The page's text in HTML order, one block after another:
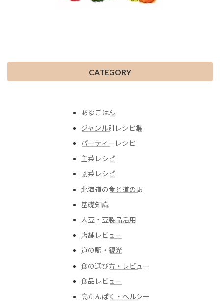
CATEGORY
あゆごはん
ジャンル別レシピ集
パーティーレシピ
主菜レシピ
副菜レシピ
北海道の食と道の駅
基礎知識
大豆・豆製品活用
店舗レビュー
道の駅・観光
食の選び方・レビュー
食品レビュー
高たんぱく・ヘルシー